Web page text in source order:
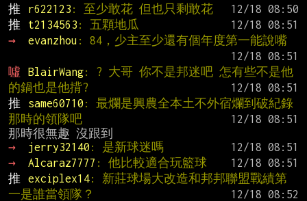
推
r622123 : 至少敢花 但也只剩敢花
推
t2134563 : 五顆地瓜
→
evanzhou : 84，少主至少還有個年度第一能說嘴
噓
BlairWang: ? 大哥 你不是邦迷吧 怎有些不是他
的鍋也是他揹?
推
same60710 : 最爛是興農全本土不外宿爛到破紀錄
那時的領隊吧
→
jerry32140 : 是新球迷嗎
→
Alcaraz7777 : 他比較適合玩籃球
推
exciplex14: 新莊球場大改造和邦邦聯盟戰績第
一是誰當領隊？